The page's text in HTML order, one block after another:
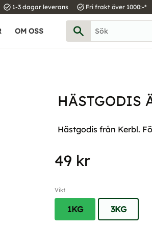
task_alt 1-3 dagar leverans task_alt Fri frakt över 1000:-*
OM OSS
HÄSTGODIS
Hästgodis från Kerbl.
49 kr
Vikt
1KG 3KG